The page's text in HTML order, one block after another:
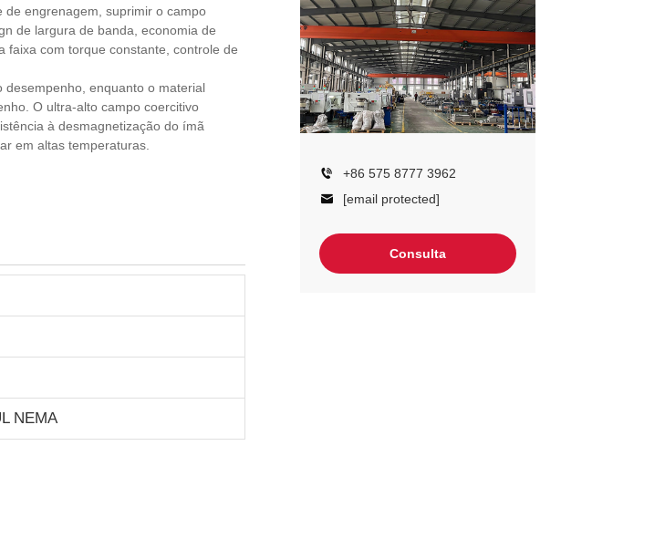
+86 575 8777 3962
[email protected]
Consulta
engrenagem, suprimir o campo
de largura de banda, economia de
faixa com torque constante, controle de
enquanto o material
O ultra-alto campo coercitivo
à desmagnetização do ímã
em altas temperaturas.
NEMA